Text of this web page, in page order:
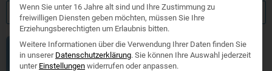
FILTER ANZEIGEN
Wenn Sie unter 16 Jahre alt sind und Ihre Zustimmung zu
freiwilligen Diensten geben möchten, müssen Sie Ihre
Erziehungsberechtigten um Erlaubnis bitten.
Weitere Informationen über die Verwendung Ihrer Daten finden Sie
in unserer Datenschutzerklärung. Sie können Ihre Auswahl jederzeit
unter Einstellungen widerrufen oder anpassen.